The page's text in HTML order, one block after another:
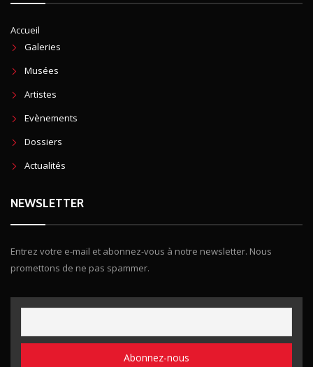
Accueil
Galeries
Musées
Artistes
Evènements
Dossiers
Actualités
NEWSLETTER
Entrez votre e-mail et abonnez-vous à notre newsletter. Nous
promettons de ne pas spammer.